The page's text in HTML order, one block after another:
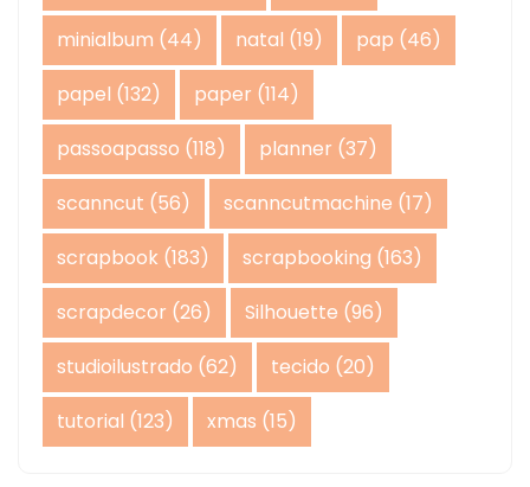
minialbum (44) natal (19) pap (46)
papel (132) paper (114)
passoapasso (118) planner (37)
scanncut (56) scanncutmachine (17)
scrapbook (183) scrapbooking (163)
scrapdecor (26) Silhouette (96)
studioilustrado (62) tecido (20)
tutorial (123) xmas (15)